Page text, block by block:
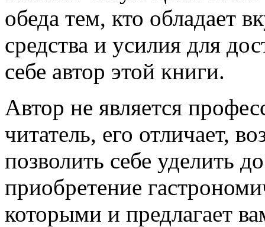
обеда тем, кто обладает
средства и усилия для
себе автор этой книги.
Автор не является
читатель, его отличает,
позволить себе уделить
приобретение
которыми и предлагает